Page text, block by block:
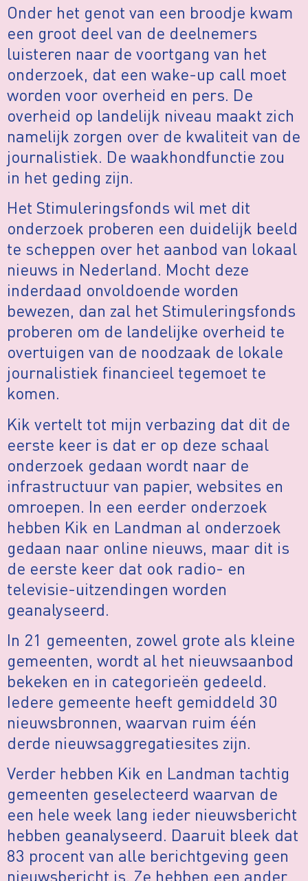
Onder het genot van een broodje kwam
een groot deel van de deelnemers
luisteren naar de voortgang van het
onderzoek, dat een wake-up call moet
worden voor overheid en pers. De
overheid op landelijk niveau maakt zich
namelijk zorgen over de kwaliteit van de
journalistiek. De waakhondfunctie zou
in het geding zijn.
Het Stimuleringsfonds wil met dit
onderzoek proberen een duidelijk beeld
te scheppen over het aanbod van lokaal
nieuws in Nederland. Mocht deze
inderdaad onvoldoende worden
bewezen, dan zal het Stimuleringsfonds
proberen om de landelijke overheid te
overtuigen van de noodzaak de lokale
journalistiek financieel tegemoet te
komen.
Kik vertelt tot mijn verbazing dat dit de
eerste keer is dat er op deze schaal
onderzoek gedaan wordt naar de
infrastructuur van papier, websites en
omroepen. In een eerder onderzoek
hebben Kik en Landman al onderzoek
gedaan naar online nieuws, maar dit is
de eerste keer dat ook radio- en
televisie-uitzendingen worden
geanalyseerd.
In 21 gemeenten, zowel grote als kleine
gemeenten, wordt al het nieuwsaanbod
bekeken en in categorieën gedeeld.
Iedere gemeente heeft gemiddeld 30
nieuwsbronnen, waarvan ruim één
derde nieuwsaggregatiesites zijn.
Verder hebben Kik en Landman tachtig
gemeenten geselecteerd waarvan de
een hele week lang ieder nieuwsbericht
hebben geanalyseerd. Daaruit bleek dat
83 procent van alle berichtgeving geen
nieuwsbericht is. Ze hebben een ander